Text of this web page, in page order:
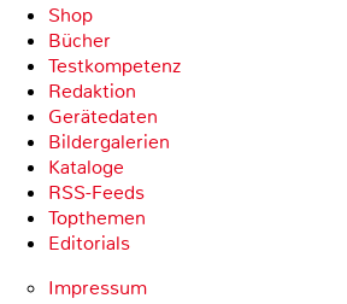
Shop
Bücher
Testkompetenz
Redaktion
Gerätedaten
Bildergalerien
Kataloge
RSS-Feeds
Topthemen
Editorials
Impressum